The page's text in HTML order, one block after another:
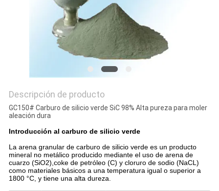
Descripción de producto
GC150# Carburo de silicio verde SiC 98% Alta pureza para moler
aleación dura
Introducción al carburo de silicio verde
La arena granular de carburo de silicio verde es un producto
mineral no metálico producido mediante el uso de arena de
cuarzo (SiO2),coke de petróleo (C) y cloruro de sodio (NaCL)
como materiales básicos a una temperatura igual o superior a
1800 °C, y tiene una alta dureza.